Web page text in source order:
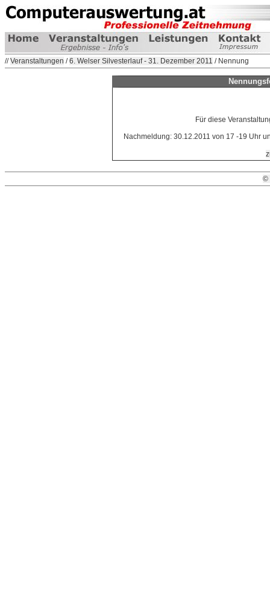
//Veranstaltungen /6. Welser Silvesterlauf - 31. Dezember 2011 / Nennung
Für diese
Nachmeldung: 30.12.2011 von 17 -19 Uhr
©